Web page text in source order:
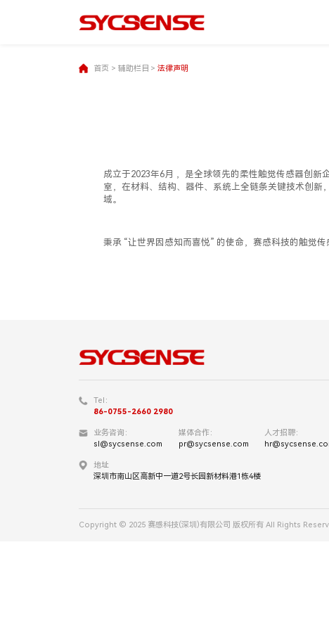
首页 > 辅助栏目 > 法律声明
成立于2023年6月 ，是全球领先的柔性触觉传感器创
室，在材料、结构、器件、系统上全链条关键技术创
域。
秉承 “让世界因感知而喜悦” 的使命，赛感科技的触觉
Tel：
86-0755-2660 2980
业务咨询：
sl@sycsense.com
媒体合作：
pr@sycsense.com
人才招聘：
地址
深圳市南山区高新中一道2号长园新材料港1栋4楼
Copyright © 2025 赛感科技(深圳)有限公司 版权所有 All Rights